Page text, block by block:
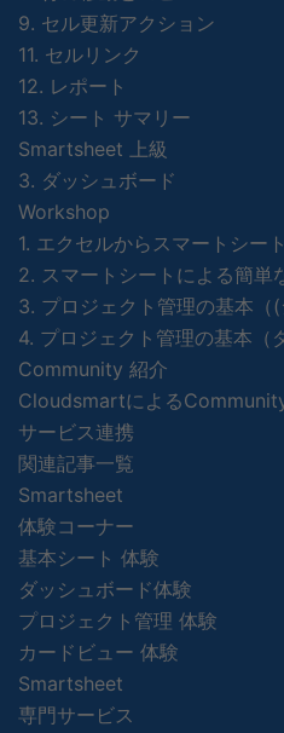
9. セル更新アクション
11. セルリンク
12. レポート
13. シート サマリー
Smartsheet 上級
3. ダッシュボード
Workshop
1. エクセルからスマートシー
2. スマートシートによる簡単
3. プロジェクト管理の基本（(
4. プロジェクト管理の基本（
Community 紹介
Cloudsmartによる
サービス連携
関連記事一覧
Smartsheet
体験コーナー
基本シート 体験
ダッシュボード体験
プロジェクト管理 体験
カードビュー 体験
Smartsheet
専門サービス